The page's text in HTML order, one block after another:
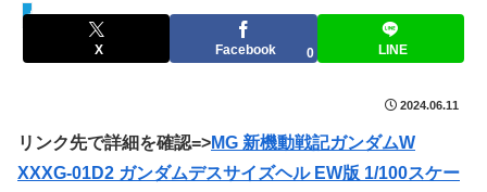
セールハンター 激安情報まとめサイト
X Facebook 0 LINE
2024.06.11
リンク先で詳細を確認=>MG 新機動戦記ガンダムW
XXXG-01D2 ガンダムデスサイズヘル EW版 1/100スケー